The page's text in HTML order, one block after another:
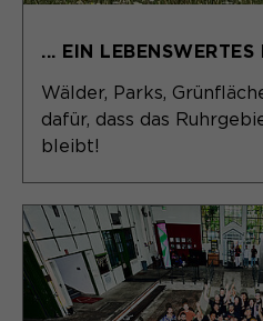
... EIN LEBENSWERTES
Wälder, Parks,
dafür, dass das
bleibt!